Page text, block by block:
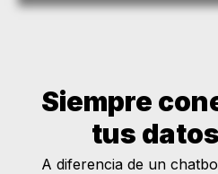
Siempre
tus
A diferencia de un